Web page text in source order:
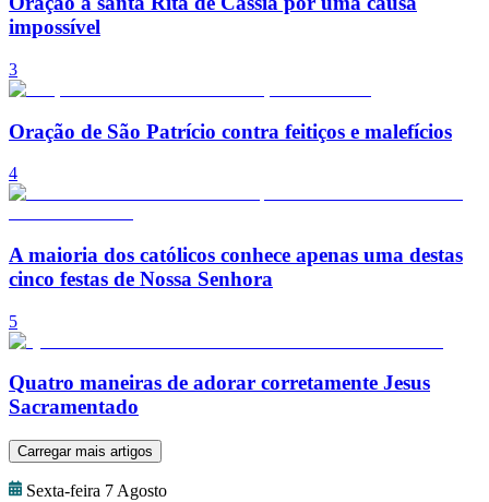
impossível
3
Oração de São Patrício contra feitiços e malefícios
4
A maioria dos católicos conhece apenas uma destas
cinco festas de Nossa Senhora
5
Quatro maneiras de adorar corretamente Jesus
Sacramentado
Carregar mais artigos
Sexta-feira 7 Agosto